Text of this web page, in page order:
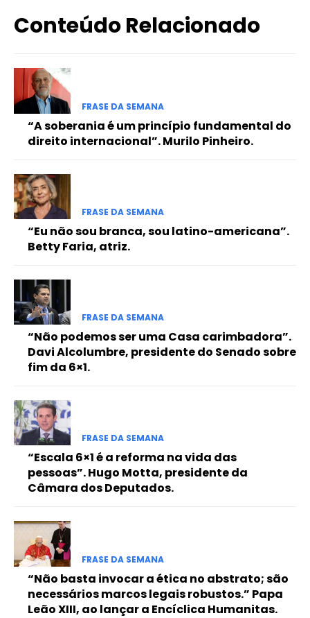
Conteúdo Relacionado
FRASE DA SEMANA
“A soberania é um princípio fundamental do
direito internacional”. Murilo Pinheiro.
FRASE DA SEMANA
“Eu não sou branca, sou latino-americana”.
Betty Faria, atriz.
FRASE DA SEMANA
“Não podemos ser uma Casa carimbadora”.
Davi Alcolumbre, presidente do Senado sobre
fim da 6×1.
FRASE DA SEMANA
“Escala 6×1 é a reforma na vida das
pessoas”. Hugo Motta, presidente da
Câmara dos Deputados.
FRASE DA SEMANA
“Não basta invocar a ética no abstrato; são
necessários marcos legais robustos.” Papa
Leão XIII, ao lançar a Encíclica Humanitas.